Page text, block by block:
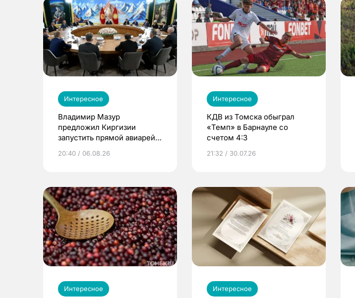
Интересное
Владимир Мазур
предложил Киргизии
запустить прямой авиарейс
20:40 / 06.08.26
Интересное
КДВ из Томска обыграл
«Темп» в Барнауле со
счетом 4:3
21:32 / 30.07.26
Интересное Интересное